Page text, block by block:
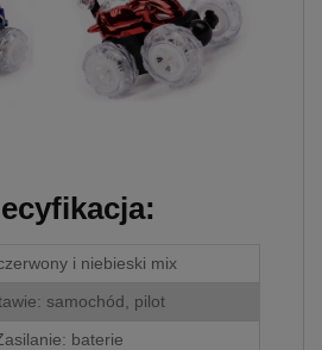
i niebieski mix
samochód, pilot
baterie
ze
(np.
LinkedIn,
Każdy z
w związku z
mamy wpływu
politykę
przez nich